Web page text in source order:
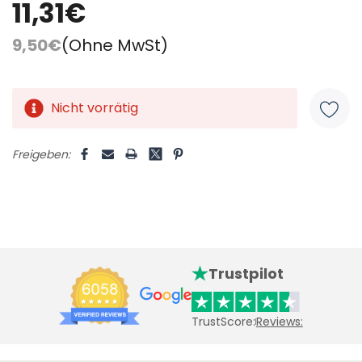
11,31€
9,50€(Ohne MwSt)
AktuellerNicht vorrätig
Freigeben:
Trustpilot
TrustScore:Reviews: